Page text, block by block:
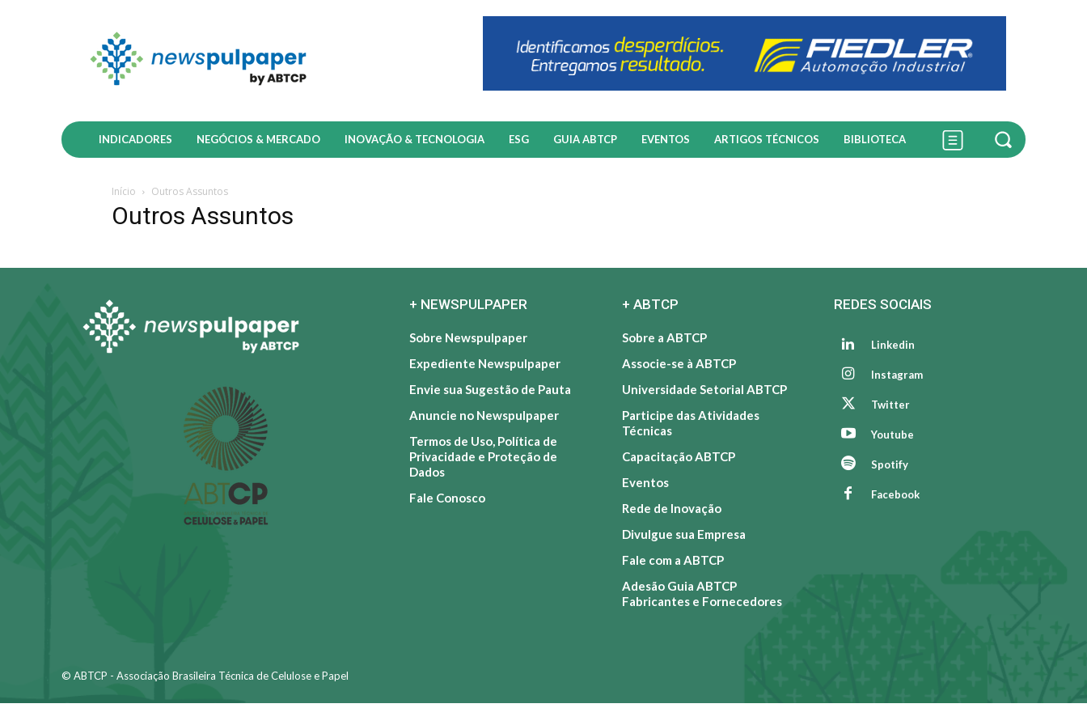
INDICADORES NEGÓCIOS & MERCADO INOVAÇÃO & TECNOLOGIA ESG GUIA ABTCP EVENTOS ARTIGOS TÉCNICOS BIBLIOTECA
Início Outros Assuntos
Outros Assuntos
+ NEWSPULPAPER
Sobre Newspulpaper
Expediente Newspulpaper
Envie sua Sugestão de Pauta
Anuncie no Newspulpaper
Termos de Uso, Política de
Privacidade e Proteção de
Dados
Fale Conosco
+ ABTCP
Sobre a ABTCP
Associe-se à ABTCP
Universidade Setorial ABTCP
Participe das Atividades
Técnicas
Capacitação ABTCP
Eventos
Rede de Inovação
Divulgue sua Empresa
Fale com a ABTCP
Adesão Guia ABTCP
Fabricantes e Fornecedores
REDES SOCIAIS
Linkedin
Instagram
Twitter
Youtube
Spotify
Facebook
© ABTCP - Associação Brasileira Técnica de Celulose e Papel